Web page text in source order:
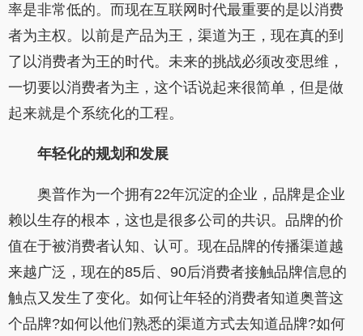
率是非常低的。而现在互联网时代最重要的是以消费
者为主权。以前是产品为王，渠道为王，现在真的到
了以消费者为王的时代。未来的挑战必须改变思维，
一切要以消费者为主，这个话说起来很简单，但是做
起来就是个系统化的工程。
年轻化的规划和发展
奥普作为一个拥有22年沉淀的企业，品牌是企业
赖以生存的根本，这也是很多公司的共识。品牌的价
值在于被消费者认知、认可。现在品牌的传播渠道越
来越广泛，现在的85后、90后消费者接触品牌信息的
触点又发生了变化。如何让年轻的消费者知道奥普这
个品牌?如何以他们熟悉的渠道方式去知道品牌?如何